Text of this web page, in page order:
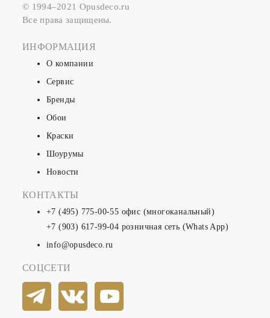
© 1994–2021 Opusdeco.ru
Все права защищены.
ИНФОРМАЦИЯ
О компании
Сервис
Бренды
Обои
Краски
Шоурумы
Новости
КОНТАКТЫ
+7 (495) 775-00-55 офис (многоканальный)
+7 (903) 617-99-04 розничная сеть (Whats App)
info@opusdeco.ru
СОЦСЕТИ